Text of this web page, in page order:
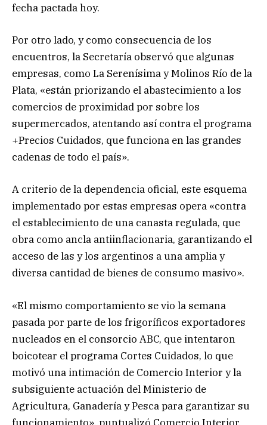
fecha pactada hoy.
Por otro lado, y como consecuencia de los
encuentros, la Secretaría observó que algunas
empresas, como La Serenísima y Molinos Río de la
Plata, «están priorizando el abastecimiento a los
comercios de proximidad por sobre los
supermercados, atentando así contra el programa
+Precios Cuidados, que funciona en las grandes
cadenas de todo el país».
A criterio de la dependencia oficial, este esquema
implementado por estas empresas opera «contra
el establecimiento de una canasta regulada, que
obra como ancla antiinflacionaria, garantizando el
acceso de las y los argentinos a una amplia y
diversa cantidad de bienes de consumo masivo».
«El mismo comportamiento se vio la semana
pasada por parte de los frigoríficos exportadores
nucleados en el consorcio ABC, que intentaron
boicotear el programa Cortes Cuidados, lo que
motivó una intimación de Comercio Interior y la
subsiguiente actuación del Ministerio de
Agricultura, Ganadería y Pesca para garantizar su
funcionamiento», puntualizó Comercio Interior.